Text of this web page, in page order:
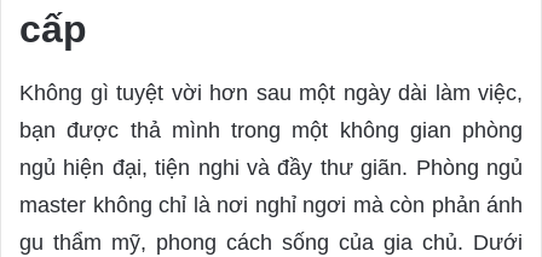
cấp
Không gì tuyệt vời hơn sau một ngày dài làm việc,
bạn được thả mình trong một không gian phòng
ngủ hiện đại, tiện nghi và đầy thư giãn. Phòng ngủ
master không chỉ là nơi nghỉ ngơi mà còn phản ánh
gu thẩm mỹ, phong cách sống của gia chủ. Dưới